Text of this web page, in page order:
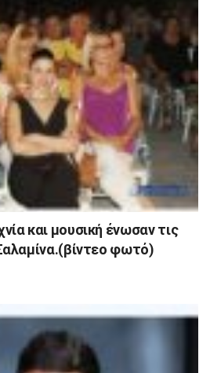
και μουσική ένωσαν τις
φωτό)